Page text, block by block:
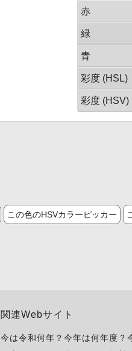
赤
緑
青
彩度 (HSL)
彩度 (HSV)
この色のHSVカラーピッカー
関連Webサイト
今は令和何年？今年は何年度？